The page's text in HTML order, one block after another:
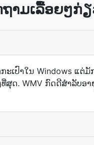
າມເລື້ອຍໆກ່
ເປົາໃນ Windows ແ
. WMV ກົດດີສໍາລັບອາ